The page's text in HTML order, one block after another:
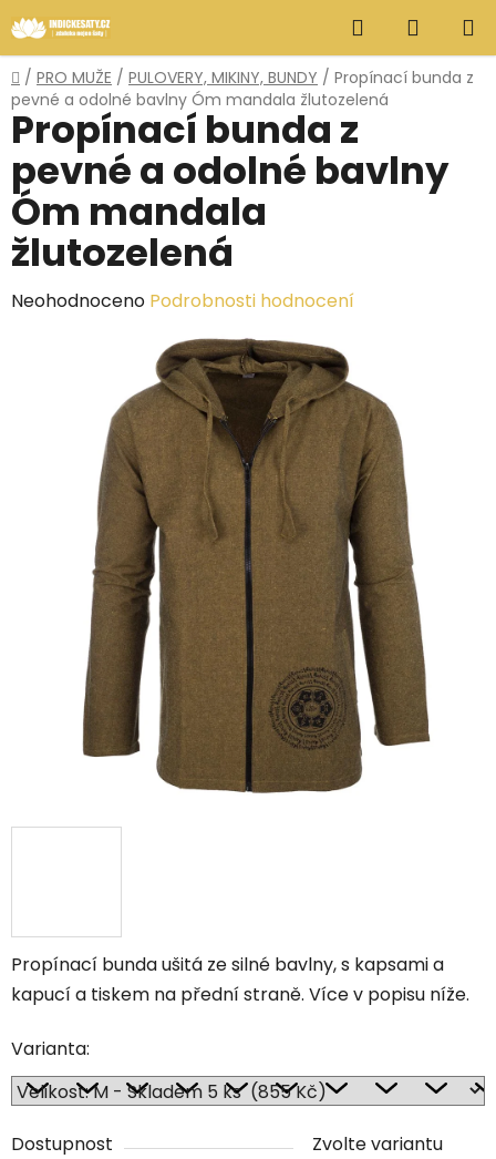
na
obsah
Hledat
KOŠÍK
Domů
/ PRO MUŽE / PULOVERY, MIKINY, BUNDY / Propínací bunda z
pevné a odolné bavlny Óm mandala žlutozelená
Propínací bunda ušitá ze silné bavlny, s kapsami a
kapucí a tiskem na přední straně. Více v popisu níže.
Varianta:
Dostupnost
Zvolte variantu
Propínací bunda z
pevné a odolné bavlny
Óm mandala
žlutozelená
Průměrné
hvězdiček.
Neohodnoceno Podrobnosti hodnocení